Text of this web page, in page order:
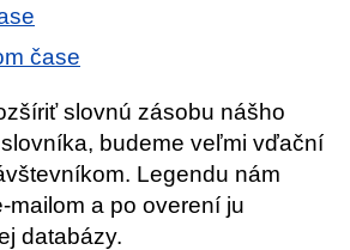
čase
slovnú zásobu nášho
budeme veľmi vďační
Legendu nám
mailom a po overení ju
databázy.